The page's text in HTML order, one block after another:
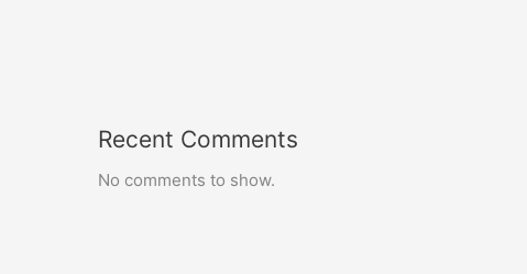
Recent Comments
No comments to show.